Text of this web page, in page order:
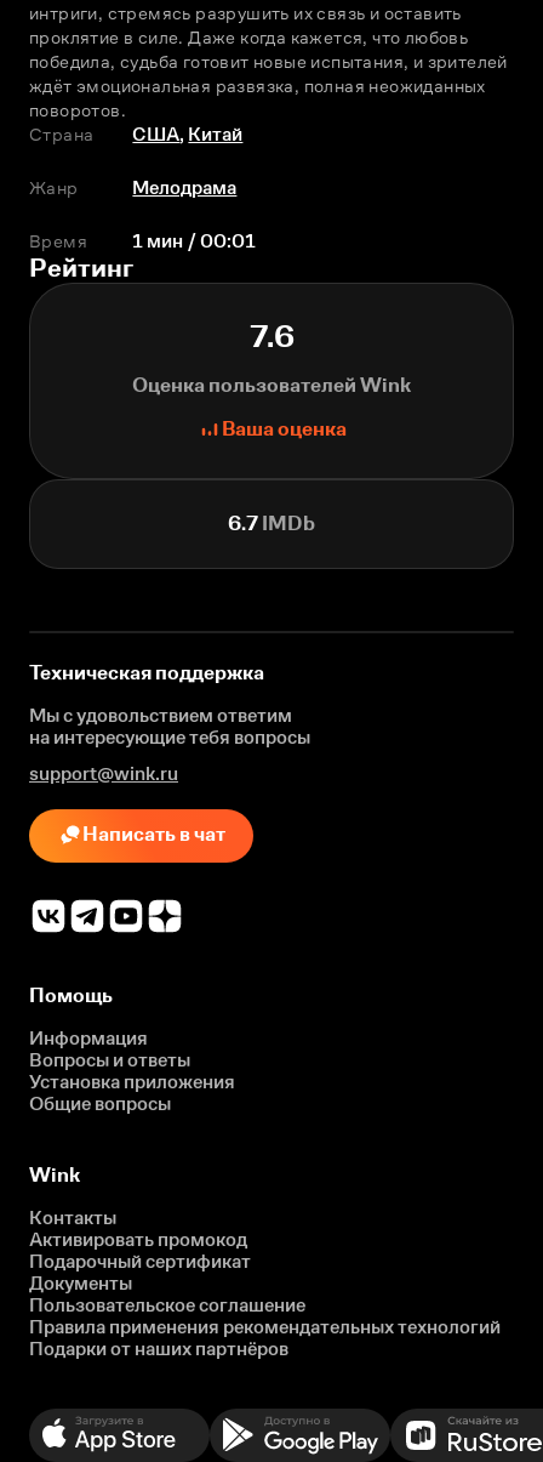
интриги, стремясь разрушить их связь и оставить
проклятие в силе. Даже когда кажется, что любовь
победила, судьба готовит новые испытания, и зрителей
ждёт эмоциональная развязка, полная неожиданных
поворотов.
Страна
США, Китай
Жанр Мелодрама
Время 1 мин / 00:01
Рейтинг
7.6
Оценка пользователей Wink
Ваша оценка
6.7 IMDb
Техническая поддержка
Мы с удовольствием ответим
на интересующиетебя вопросы
support@wink.ru
Написать в чат
Помощь
Информация
Вопросы и ответы
Установка приложения
Общие вопросы
Wink
Контакты
Активировать промокод
Подарочный сертификат
Документы
Пользовательское соглашение
Правила применения рекомендательных технологий
Подарки от наших партнёров